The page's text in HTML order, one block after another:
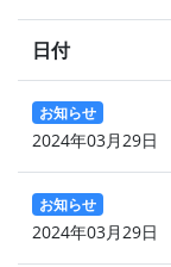
日付
お知らせ
2024年03月29日
お知らせ
2024年03月29日